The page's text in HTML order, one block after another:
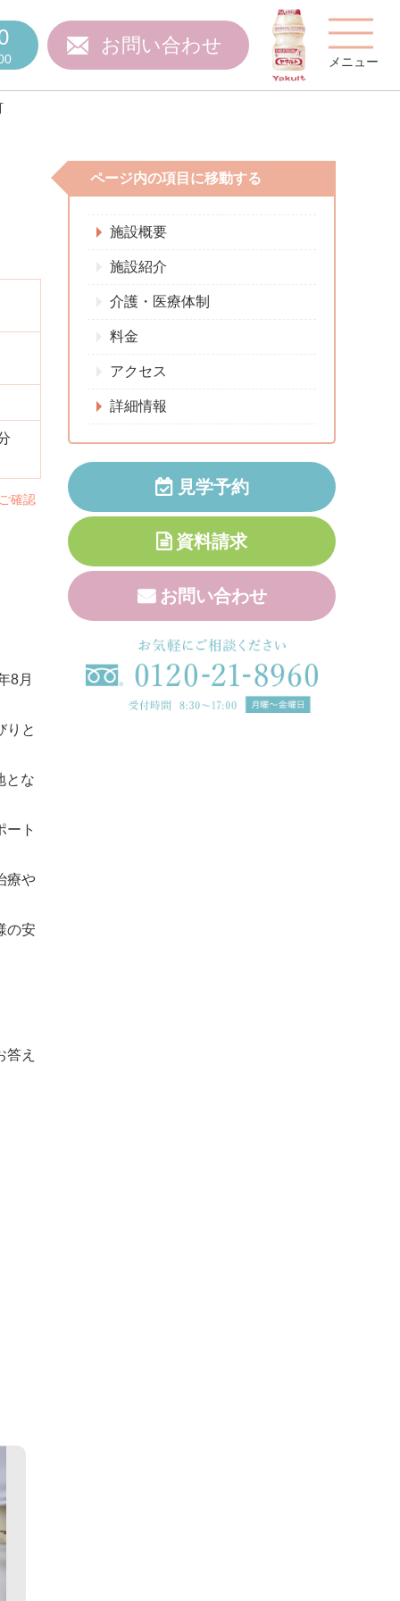
お問い合わせ
メニュー
費用について
問 スタッフ紹介
施設関係者の方へ
確認
8月
りと
とな
ート
療や
の安
え
ページ内の項目に移動する
施設概要
施設紹介
介護・医療体制
料金
アクセス
詳細情報
見学予約
資料請求
お問い合わせ